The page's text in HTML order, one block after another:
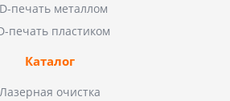
печать металлом
печать пластиком
Каталог
Лазерная очистка